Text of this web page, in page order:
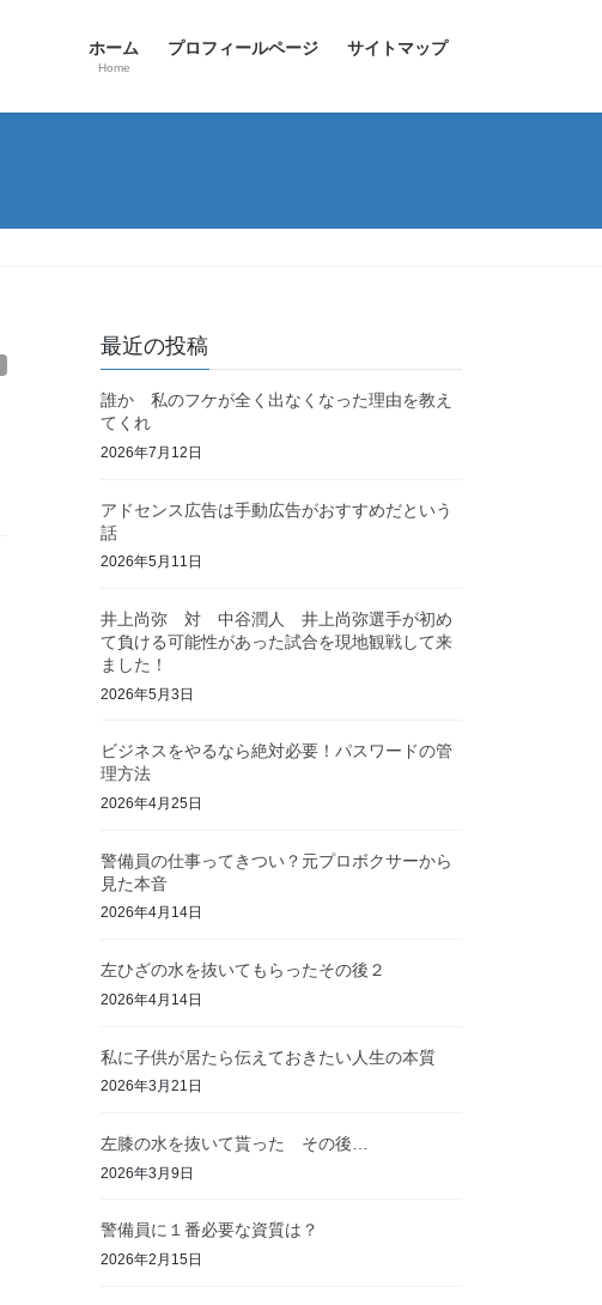
ホーム
Home
プロフィールページ サイトマップ
最近の投稿
誰か 私のフケが全く出なくなった理由を教え
てくれ
2026年7月12日
アドセンス広告は手動広告がおすすめだという
話
2026年5月11日
井上尚弥 対 中谷潤人 井上尚弥選手が初め
て負ける可能性があった試合を現地観戦して来
ました！
2026年5月3日
ビジネスをやるなら絶対必要！パスワードの管
理方法
2026年4月25日
警備員の仕事ってきつい？元プロボクサーから
見た本音
2026年4月14日
左ひざの水を抜いてもらったその後２
2026年4月14日
私に子供が居たら伝えておきたい人生の本質
2026年3月21日
左膝の水を抜いて貰った その後…
2026年3月9日
警備員に１番必要な資質は？
2026年2月15日